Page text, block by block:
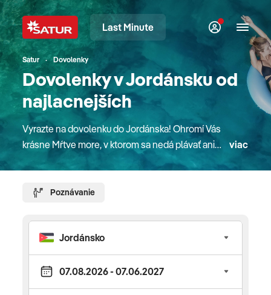
Last Minute
Satur Dovolenky
Dovolenky v Jordánsku od
najlacnejších
Vyrazte na dovolenku do Jordánska! Ohromí Vás
krásne Mŕtve more, v ktorom sa nedá plávať ani
ponárať. Jordánsko je krajinou, ktorá skrýva
Navštívime jedny z najväčších a najzachovalejších
Zastavíme sa aj v „meste mozaík“, v
archeologickom nálezisku alebo zažijeme
dobrodružtvo na jeepoch po najväčšiej púšti
Jordánska? Pre detailné informácie o destinácii,
počasí, dôležitých kontaktoch a iných
viac
Poznávanie